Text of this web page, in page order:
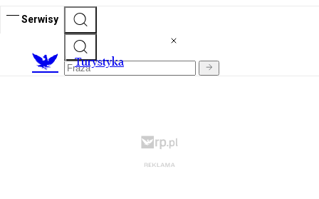
Serwisy
Turystyka